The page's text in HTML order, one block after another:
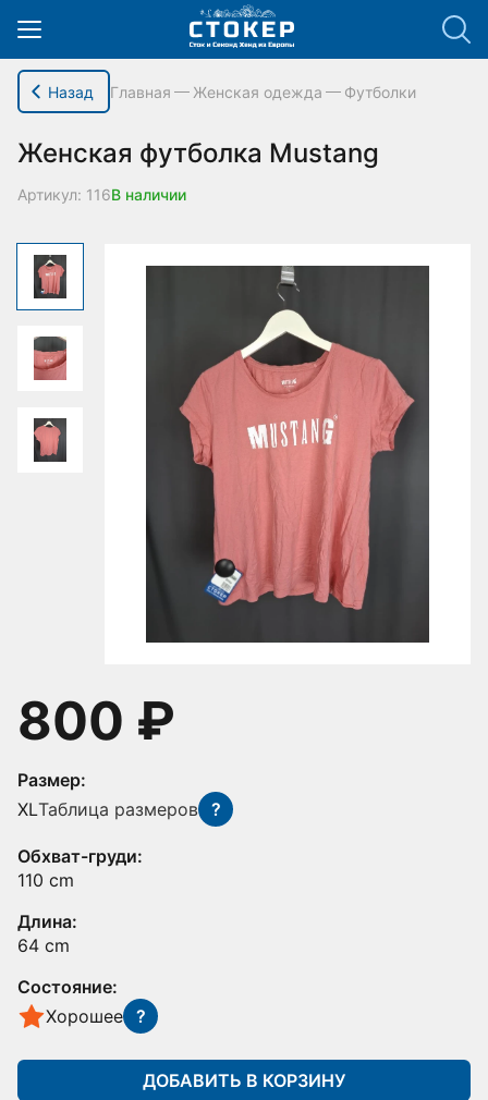
hello_elementor_body_open();
Назад Главная Женская одежда Футболки
Женская футболка Mustang
Артикул: 116В наличии
800 ₽
Размер:
XLТаблица размеров ?
Обхват-груди:
110 cm
Длина:
64 cm
Состояние:
Хорошее ?
ДОБАВИТЬ В КОРЗИНУ